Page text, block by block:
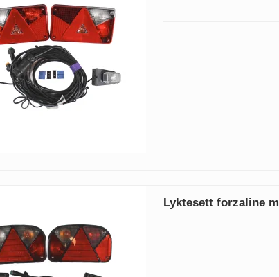
Lyktesett forzaline